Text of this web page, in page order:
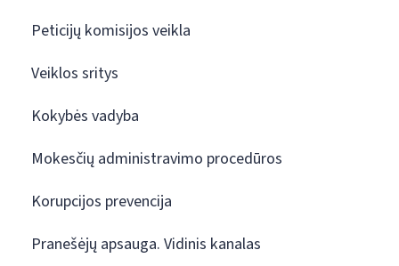
Peticijų komisijos veikla
Veiklos sritys
Kokybės vadyba
Mokesčių administravimo procedūros
Korupcijos prevencija
Pranešėjų apsauga. Vidinis kanalas